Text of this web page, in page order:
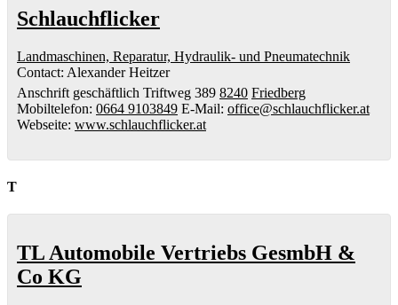
Schlauchflicker
Landmaschinen, Reparatur, Hydraulik- und Pneumatechnik
Contact: Alexander Heitzer
Anschrift geschäftlich Triftweg 389 8240 Friedberg
Mobiltelefon: 0664 9103849 E-Mail: office@schlauchflicker.at
Webseite: www.schlauchflicker.at
T
TL Automobile Vertriebs GesmbH &
Co KG